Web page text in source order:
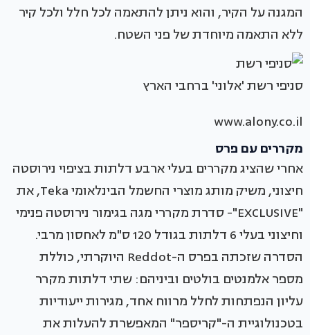
המגנה על הקיר, והוא ניתן להתאמה לכל חלל ולכל קיר
ללא התאמה מיוחדת של פני השטח.
סניפי רשת 'אלוני' ברחבי הארץ
www.alony.co.il
מקררים עם פרס
אחרי שהציג מקררים בעלי ארבע דלתות בציפוי נירוסטה
חיצוני, משיק מותג מוצרי החשמל הבינלאומי Teka, את
"EXCLUSIVE"- סדרת מקררי מגה בגימור נירוסטה פנימי
וחיצוני בעלי 6 דלתות בגודל 120 ס"מ לאחסון מרבי.
הסדרה שזכתה בפרס ה-Reddot היוקרתי, כוללת
מספר אלמנטים בולטים וביניהם: שתי דלתות מקרר
עליון הנפתחות לחלל מרווח אחד, מגירות ייעודיות
בטכנולוגיית ה-"קריספר" המאפשרת להעלות את